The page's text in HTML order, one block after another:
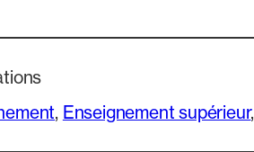
, Enseignement supérieur,